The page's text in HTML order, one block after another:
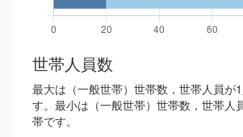
世帯人員数
最大は（一般世帯）世帯数，世帯人員が
す。最小は（一般世帯）世帯数，世帯人
帯です。